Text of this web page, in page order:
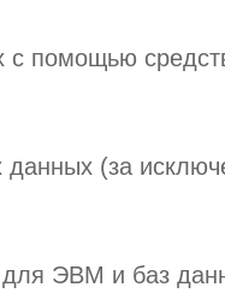
с помощью
данных (за
для ЭВМ и баз